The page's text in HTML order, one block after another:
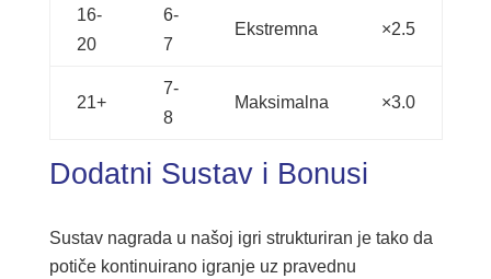
16-
20
6-
7
Ekstremna ×2.5
21+
7-
8
Maksimalna ×3.0
Dodatni Sustav i Bonusi
Sustav nagrada u našoj igri strukturiran je tako da
potiče kontinuirano igranje uz pravednu